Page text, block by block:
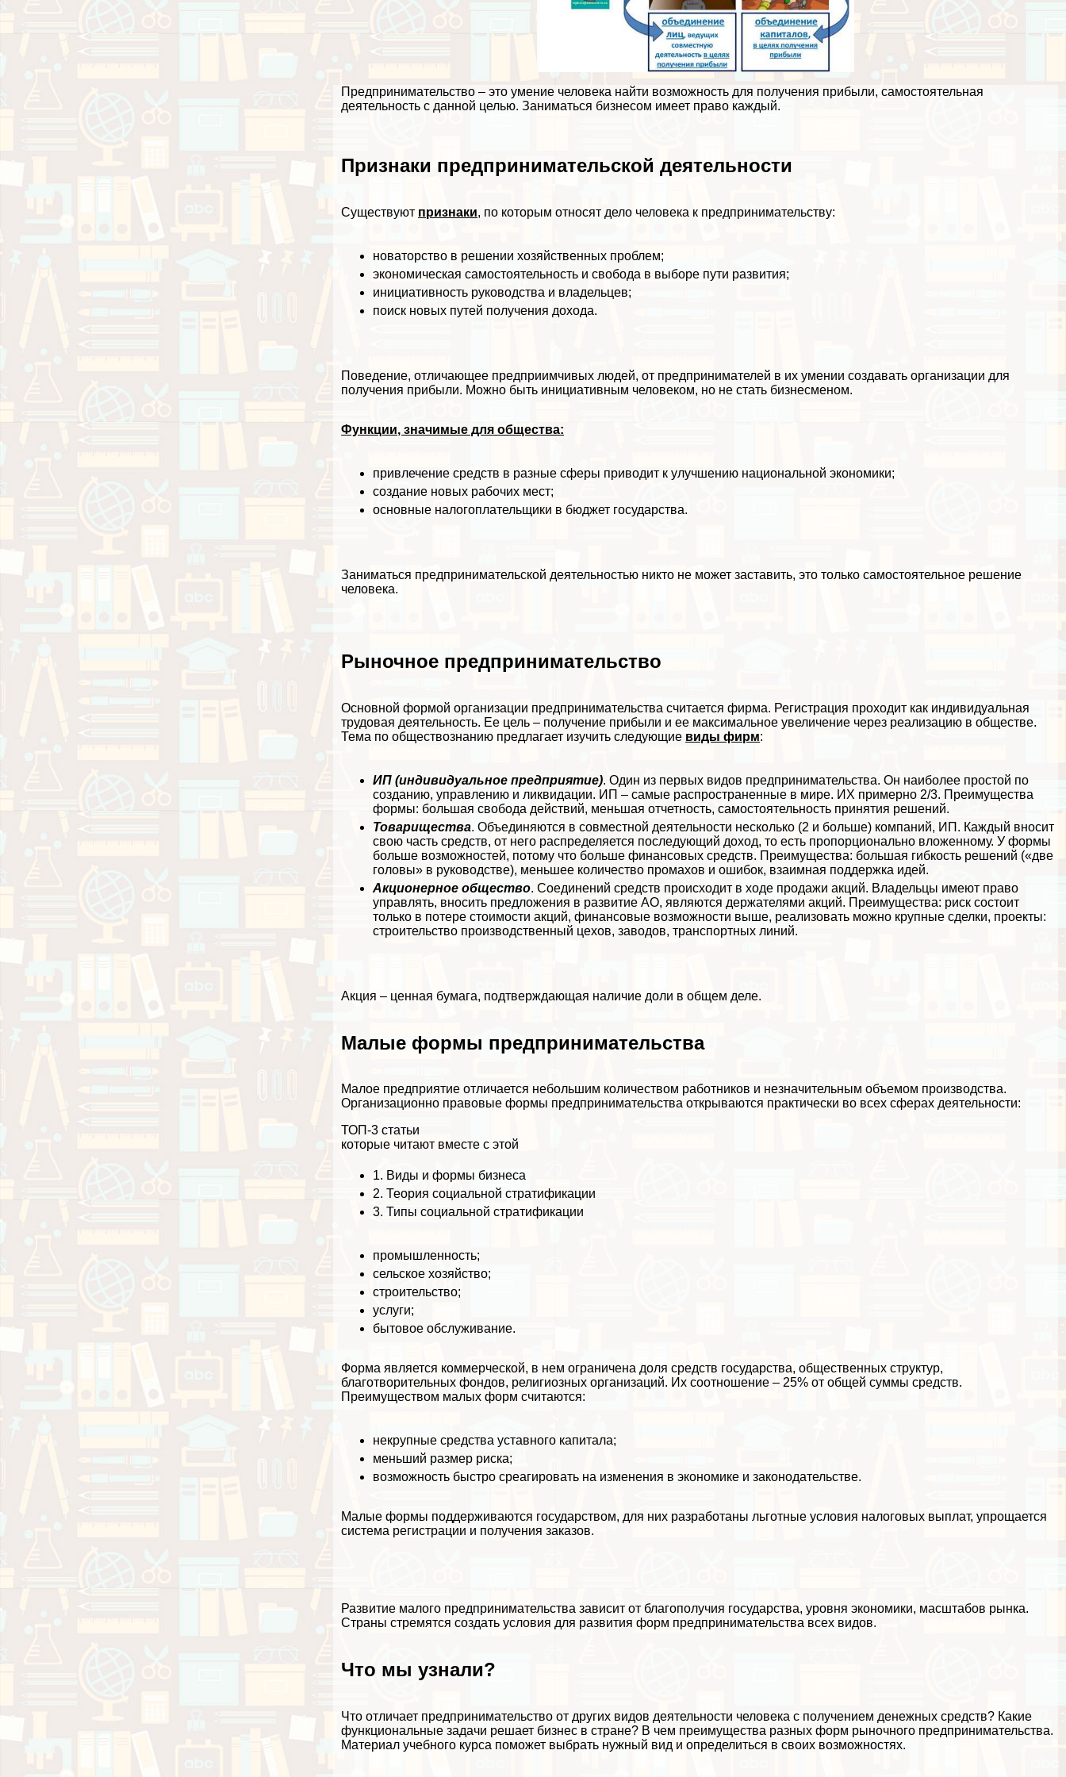
Предпринимательство – это умение человека найти возможность для получения прибыли, самостоятельная
деятельность с данной целью. Заниматься бизнесом имеет право каждый.
Признаки предпринимательской деятельности
Существуют признаки, по которым относят дело человека к предпринимательству:
новаторство в решении хозяйственных проблем;
экономическая самостоятельность и свобода в выборе пути развития;
инициативность руководства и владельцев;
поиск новых путей получения дохода.
Поведение, отличающее предприимчивых людей, от предпринимателей в их умении создавать организации для
получения прибыли. Можно быть инициативным человеком, но не стать бизнесменом.
Функции, значимые для общества:
привлечение средств в разные сферы приводит к улучшению национальной экономики;
создание новых рабочих мест;
основные налогоплательщики в бюджет государства.
Заниматься предпринимательской деятельностью никто не может заставить, это только самостоятельное решение
человека.
Рыночное предпринимательство
Основной формой организации предпринимательства считается фирма. Регистрация проходит как индивидуальная
трудовая деятельность. Ее цель – получение прибыли и ее максимальное увеличение через реализацию в обществе.
Тема по обществознанию предлагает изучить следующие виды фирм:
ИП (индивидуальное предприятие). Один из первых видов предпринимательства. Он наиболее простой по
созданию, управлению и ликвидации. ИП – самые распространенные в мире. ИХ примерно 2/3. Преимущества
формы: большая свобода действий, меньшая отчетность, самостоятельность принятия решений.
Товарищества. Объединяются в совместной деятельности несколько (2 и больше) компаний, ИП. Каждый вносит
свою часть средств, от него распределяется последующий доход, то есть пропорционально вложенному. У формы
больше возможностей, потому что больше финансовых средств. Преимущества: большая гибкость решений («две
головы» в руководстве), меньшее количество промахов и ошибок, взаимная поддержка идей.
Акционерное общество. Соединений средств происходит в ходе продажи акций. Владельцы имеют право
управлять, вносить предложения в развитие АО, являются держателями акций. Преимущества: риск состоит
только в потере стоимости акций, финансовые возможности выше, реализовать можно крупные сделки, проекты:
строительство производственный цехов, заводов, трaнcпортных линий.
Акция – ценная бумага, подтверждающая наличие доли в общем деле.
Малые формы предпринимательства
Малое предприятие отличается небольшим количеством работников и незначительным объемом производства.
Организационно правовые формы предпринимательства открываются пpaктически во всех сферах деятельности:
ТОП-3 статьи
которые читают вместе с этой
1. Виды и формы бизнеса
2. Теория социальной стратификации
3. Типы социальной стратификации
промышленность;
сельское хозяйство;
строительство;
услуги;
бытовое обслуживание.
Форма является коммерческой, в нем ограничена доля средств государства, общественных структур,
благотворительных фондов, религиозных организаций. Их соотношение – 25% от общей суммы средств.
Преимуществом малых форм считаются:
некрупные средства уставного капитала;
меньший размер риска;
возможность быстро среагировать на изменения в экономике и законодательстве.
Малые формы поддерживаются государством, для них разработаны льготные условия налоговых выплат, упрощается
система регистрации и получения заказов.
Развитие малого предпринимательства зависит от благополучия государства, уровня экономики, масштабов рынка.
Страны стремятся создать условия для развития форм предпринимательства всех видов.
Что мы узнали?
Что отличает предпринимательство от других видов деятельности человека с получением денежных средств? Какие
функциональные задачи решает бизнес в стране? В чем преимущества разных форм рыночного предпринимательства.
Материал учебного курса поможет выбрать нужный вид и определиться в своих возможностях.